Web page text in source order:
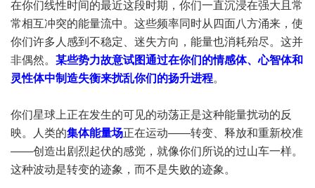
在你们线性时间的最近这段时期，你们一直沉浸在强大且常
常相互冲突的能量流中。这些频率同时从四面八方涌来，使
你们许多人感到不稳定、迷失方向，能量也消耗殆尽。这并
非偶然。 某些势力故意试图通过在你们的情感体、心智体和
灵性体中制造失衡来扰乱你们的扬升进程。
你们星球上正在发生的可见的动荡正是这种能量扰动的反
映。人类的集体能量场正在运动——转变、释放和重新校准
——创造出剧烈起伏的感觉，就像你们所说的过山车一样。
这种波动是转变的迹象，而不是失败的迹象。